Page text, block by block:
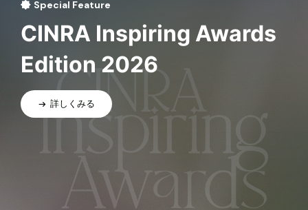
Special Feature
CINRA Inspiring Awards
Edition 2026
詳しくみる